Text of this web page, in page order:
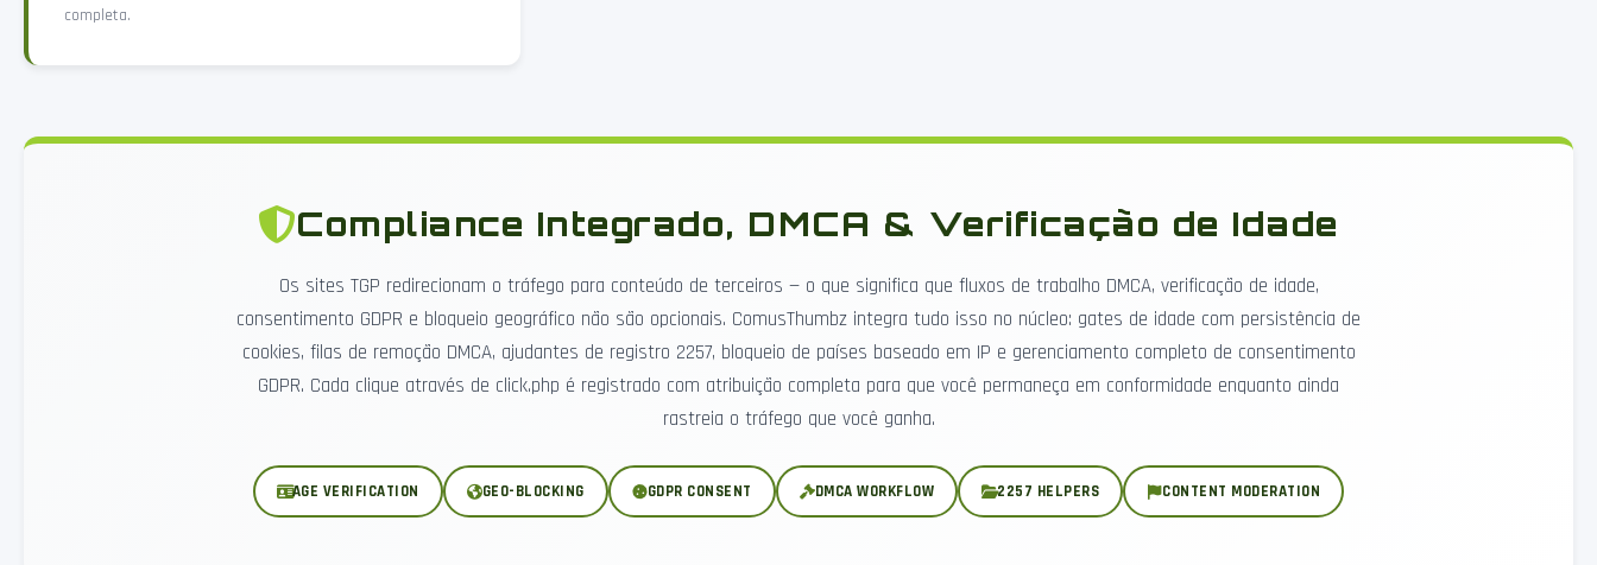
completa.
Compliance Integrado, DMCA & Verificação de Idade
Os sites TGP redirecionam o tráfego para conteúdo de terceiros — o que significa que fluxos de trabalho DMCA, verificação de idade,
consentimento GDPR e bloqueio geográfico não são opcionais. ComusThumbz integra tudo isso no núcleo: gates de idade com persistência de
cookies, filas de remoção DMCA, ajudantes de registro 2257, bloqueio de países baseado em IP e gerenciamento completo de consentimento
GDPR. Cada clique através de click.php é registrado com atribuição completa para que você permaneça em conformidade enquanto ainda
rastreia o tráfego que você ganha.
AGE VERIFICATION GEO-BLOCKING GDPR CONSENT DMCA WORKFLOW 2257 HELPERS CONTENT MODERATION